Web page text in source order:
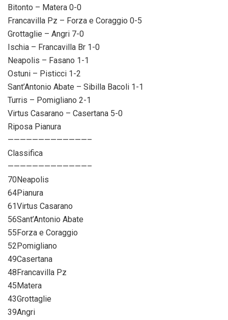
Bitonto – Matera 0-0
Francavilla Pz – Forza e Coraggio 0-5
Grottaglie – Angri 7-0
Ischia – Francavilla Br 1-0
Neapolis – Fasano 1-1
Ostuni – Pisticci 1-2
Sant’Antonio Abate – Sibilla Bacoli 1-1
Turris – Pomigliano 2-1
Virtus Casarano – Casertana 5-0
Riposa Pianura
—————————————–
Classifica
—————————————–
70Neapolis
64Pianura
61Virtus Casarano
56Sant’Antonio Abate
55Forza e Coraggio
52Pomigliano
49Casertana
48Francavilla Pz
45Matera
43Grottaglie
39Angri